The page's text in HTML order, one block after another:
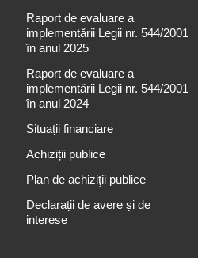
Raport de evaluare a
implementării Legii nr. 544/2001
în anul 2025
Raport de evaluare a
implementării Legii nr. 544/2001
în anul 2024
Situații financiare
Achiziții publice
Plan de achiziţii publice
Declarații de avere și de
interese